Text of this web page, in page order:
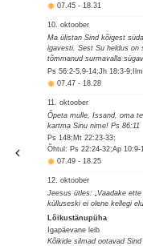
07.45-18.31
10. oktoober
Ma ülistan Sind kõigest
igavesti. Sest Su heldus on
tõmmanud surmavalla
Ps 56:2-5,9-14;Jh 18:3-9;Ilm
07.47-18.28
11. oktoober
Õpeta mulle, Issand, oma
kartma Sinu nime! Ps 86:11
Ps 148;Mt 22:23-33;
Õhtul: Ps 22:24-32;Ap 10:9-
07.49-18.25
12. oktoober
Jeesus ütles: „Vaadake
külluseski ei olene kellegi
Lõikustänupüha
Igapäevane leib
Kõikide silmad ootavad